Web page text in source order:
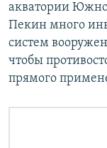
акватории
Пекин много
систем
чтобы
прямого